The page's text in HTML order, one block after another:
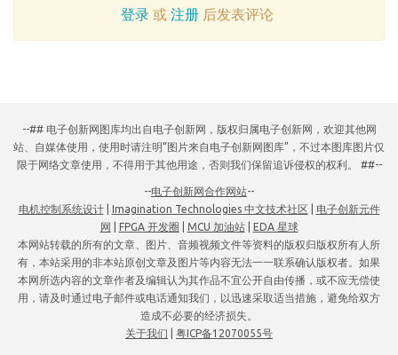
登录或 注册后发表评论
--## 电子创新网图库均出自电子创新网，版权归属电子创新网，欢迎其他网
站、自媒体使用，使用时请注明“图片来自电子创新网图库”，不过本图库图片仅
限于网络文章使用，不得用于其他用途，否则我们保留追诉侵权的权利。 ##--
--电子创新网合作网站--
电机控制系统设计| Imagination Technologies 中文技术社区
电子创新元件
网
FPGA 开发圈 MCU 加油站| EDA 星球
本网站转载的所有的文章、图片、音频视频文件等资料的版权归版权所有人所
有，本站采用的非本站原创文章及图片等内容无法一一联系确认版权者。如果
本网所选内容的文章作者及编辑认为其作品不宜公开自由传播，或不应无偿使
用，请及时通过电子邮件或电话通知我们，以迅速采取适当措施，避免给双方
造成不必要的经济损失。
关于我们
粤ICP备12070055号